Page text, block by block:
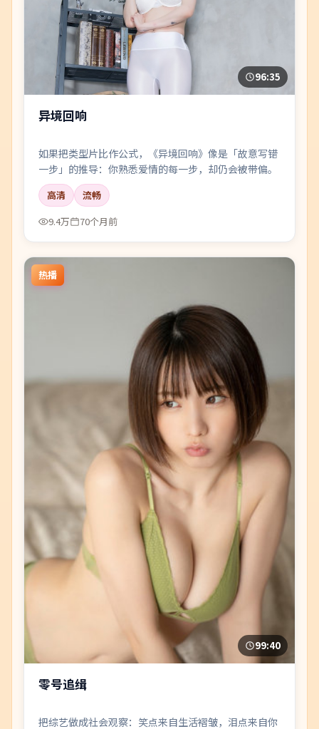
96:35
异境回响
如果把类型片比作公式，《异境回响》像是「故意写错
一步」的推导：你熟悉爱情的每一步，却仍会被带偏。
高清
流畅
9.4万
70个月前
热播
99:40
零号追缉
把综艺做成社会观察：笑点来自生活褶皱，泪点来自你